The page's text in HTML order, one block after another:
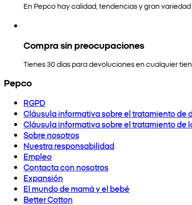
En Pepco hay calidad, tendencias y gran
Compra sin preocupaciones
Tienes 30 días para devoluciones en cualquier
Pepco
RGPD
Cláusula informativa sobre el tratamiento de
Cláusula informativa sobre el tratamiento de
Sobre nosotros
Nuestra responsabilidad
Empleo
Contacta con nosotros
Expansión
El mundo de mamá y el bebé
Better Cotton